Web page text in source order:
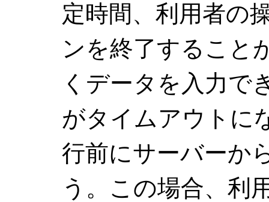
定時間、利用者の
ンを終了すること
くデータを入力で
がタイムアウトに
行前にサーバーか
う。この場合、利